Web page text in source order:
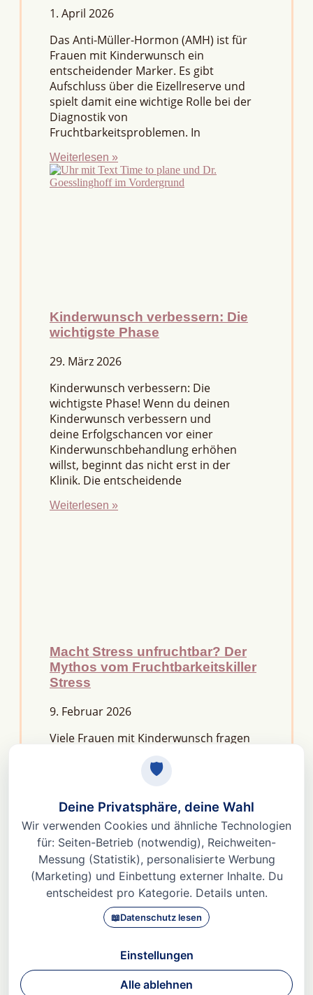
1. April 2026
Das Anti-Müller-Hormon (AMH) ist für
Frauen mit Kinderwunsch ein
entscheidender Marker. Es gibt
Aufschluss über die Eizellreserve und
spielt damit eine wichtige Rolle bei der
Diagnostik von
Fruchtbarkeitsproblemen. In
Weiterlesen »
Kinderwunsch verbessern: Die
wichtigste Phase
29. März 2026
Kinderwunsch verbessern: Die
wichtigste Phase! Wenn du deinen
Kinderwunsch verbessern und
deine Erfolgschancen vor einer
Kinderwunschbehandlung erhöhen
willst, beginnt das nicht erst in der
Klinik. Die entscheidende
Weiterlesen »
Macht Stress unfruchtbar? Der
Mythos vom Fruchtbarkeitskiller
Stress
9. Februar 2026
Viele Frauen mit Kinderwunsch fragen
kurze Antwort lautet: Nein, aber er kann
Fruchtbarkeit aus dem Gleichgewicht
bringen. Denn Stress
Weiterlesen »